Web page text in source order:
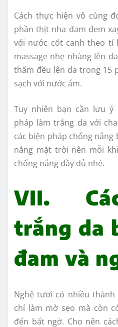
Cách thực hiện vô cùng
phần thịt nha đam đem
với nước cốt canh theo tỉ
massage nhẹ nhàng lên
thấm đều lên da trong 15
sạch với nước ấm.
Tuy nhiên bạn cần lưu
pháp làm trắng da với
các biện pháp chống
nắng mặt trời nên mỗi
chống nắng đầy đủ nhé.
VII.
trắng da
đam và
Nghệ tươi có nhiều
chỉ làm mờ sẹo mà còn
đến bất ngờ. Cho nên